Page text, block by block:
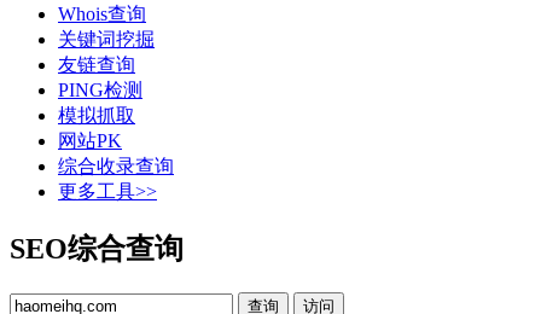
Whois查询
关键词挖掘
友链查询
PING检测
模拟抓取
网站PK
综合收录查询
更多工具>>
SEO综合查询